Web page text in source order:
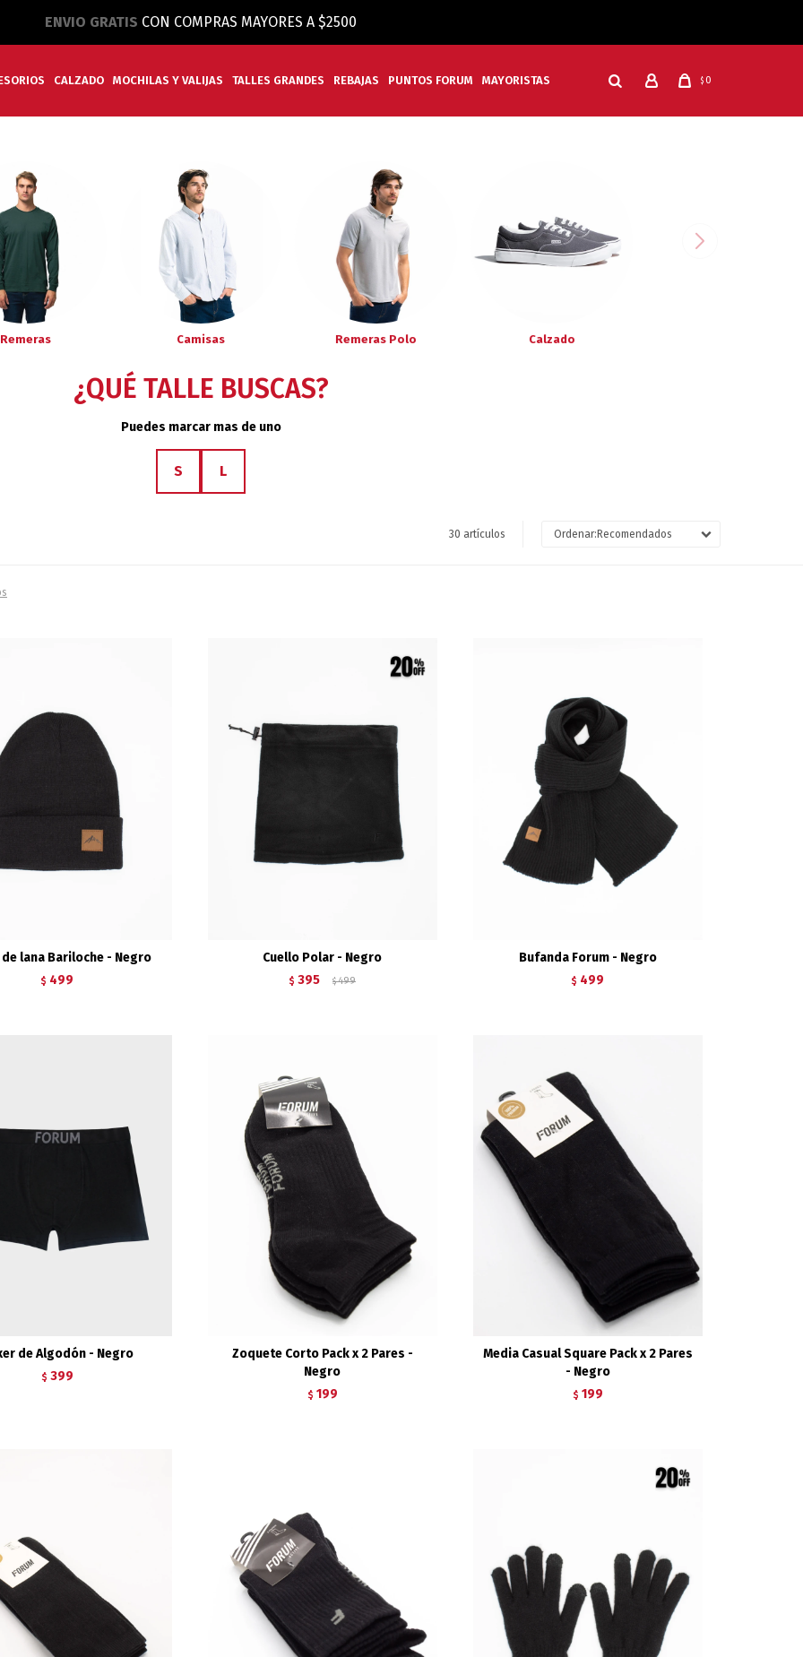
ENVIO GRATIS CON COMPRAS MAYORES A $2500
CALZADO MOCHILAS Y VALIJAS TALLES GRANDES REBAJAS PUNTOS FORUM MAYORISTAS $ 0
Remeras Camisas Remeras Polo Calzado
¿QUÉ TALLE BUSCAS?
Puedes marcar mas de uno
S L
30 artículos Recomendados
lana Bariloche - Negro
$ 499
Cuello Polar - Negro
$ 395 $ 499
Bufanda Forum - Negro
$ 499
de Algodón - Negro
$ 399
Zoquete Corto Pack x 2 Pares -
Negro
$ 199
Media Casual Square Pack x 2 Pares
- Negro
$ 199